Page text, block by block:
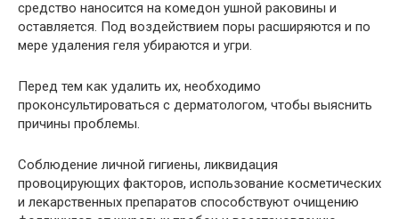
средство наносится на комедон ушной раковины и
оставляется. Под воздействием поры расширяются и по
мере удаления геля убираются и угри.
Перед тем как удалить их, необходимо
проконсультироваться с дерматологом, чтобы выяснить
причины проблемы.
Соблюдение личной гигиены, ликвидация
провоцирующих факторов, использование косметических
и лекарственных препаратов способствуют очищению